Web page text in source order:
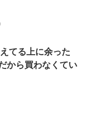
てる上に余った
から買わなくてい